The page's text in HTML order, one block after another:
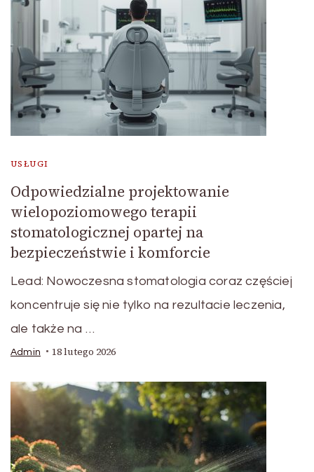
USŁUGI
Odpowiedzialne projektowanie
wielopoziomowego terapii
stomatologicznej opartej na
bezpieczeństwie i komforcie
Lead: Nowoczesna stomatologia coraz częściej
koncentruje się nie tylko na rezultacie leczenia,
ale także na …
Admin 18 lutego 2026